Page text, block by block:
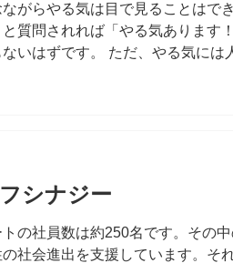
がらやる気は目で見ることはで
質問されれば「やる気あります
ないはずです。 ただ、やる気に
シナジー
の社員数は約250名です。その
社会進出を支援しています。そ